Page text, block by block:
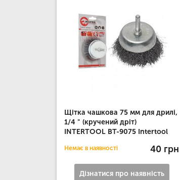
Щітка чашкова 75 мм для дрилі,
1/4 " (кручений дріт)
INTERTOOL BT-9075 Intertool
Немає в наявності 40 грн
Дізнатися про наявність